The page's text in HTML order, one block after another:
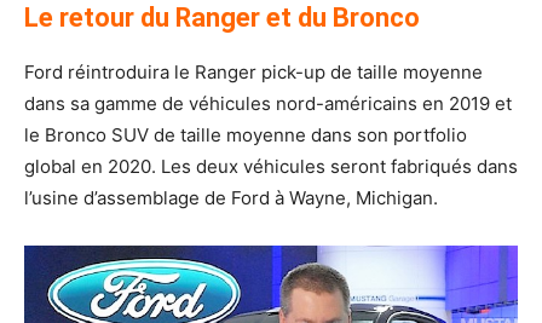
Le retour du Ranger et du Bronco
Ford réintroduira le Ranger pick-up de taille moyenne
dans sa gamme de véhicules nord-américains en 2019 et
le Bronco SUV de taille moyenne dans son portfolio
global en 2020. Les deux véhicules seront fabriqués dans
l’usine d’assemblage de Ford à Wayne, Michigan.